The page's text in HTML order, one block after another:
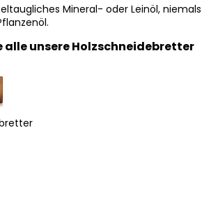
Mineral- oder Leinöl, niemals
alle unsere Holzschneidebretter